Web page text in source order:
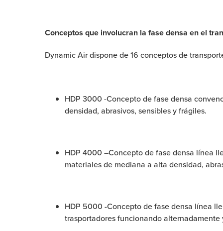
Conceptos que involucran la fase densa en el
Dynamic Air dispone de 16 conceptos de
HDP 3000 -Concepto de fase densa
densidad, abrasivos, sensibles y frágiles.
HDP 4000 –Concepto de fase densa línea
materiales de mediana a alta densidad,
HDP 5000 -Concepto de fase densa línea
trasportadores funcionando